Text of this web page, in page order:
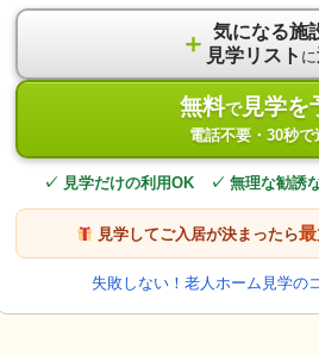
＋ 気になる施
見学リスト に
無料で見学を
電話不要・30秒で
✓ 見学だけの利用OK ✓ 無理な勧誘
見学してご入居が決まったら
失敗しない！老人ホーム見学の